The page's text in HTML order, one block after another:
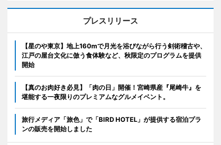
プレスリリース
【星のや東京】地上160mで月光を浴びながら行う剣術稽古や、
江戸の屋台文化に倣う食体験など、秋限定のプログラムを提供
開始
【真のお肉好き必見】「肉の日」開催！宮崎県産『尾崎牛』を
堪能する一夜限りのプレミアムなグルメイベント。
旅行メディア「旅色」で「BIRD HOTEL」が提供する宿泊プラ
ンの販売を開始しました